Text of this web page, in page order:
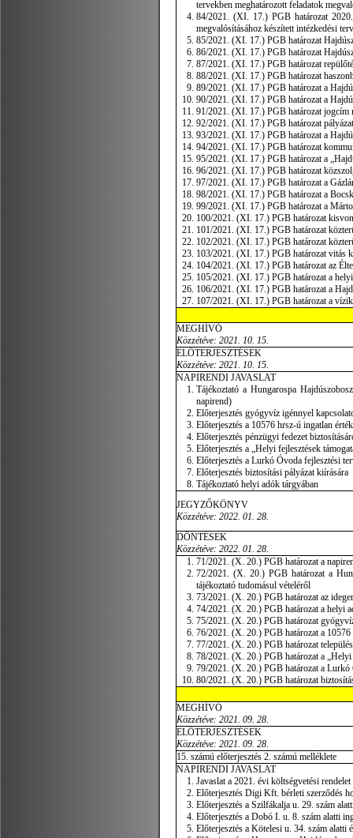
tervekben meghatározott feladatok
84/2021. (XI. 17.) PGB határozat
megvalósításához készített intézkedési
85/2021. (XI. 17.) PGB határozat
86/2021. (XI. 17.) PGB határozat
87/2021. (XI. 17.) PGB határozat
88/2021. (XI. 17.) PGB határozat
89/2021. (XI. 17.) PGB határozat a
90/2021. (XI. 17.) PGB határozat a
91/2021. (XI. 17.) PGB határozat jogcím
92/2021. (XI. 17.) PGB határozat
93/2021. (XI. 17.) PGB határozat a
94/2021. (XI. 17.) PGB határozat
95/2021. (XI. 17.) PGB határozat a
96/2021. (XI. 17.) PGB határozat
97/2021. (XI. 17.) PGB határozat a
98/2021. (XI. 17.) PGB határozat a
99/2021. (XI. 17.) PGB határozat a
100/2021. (XI. 17.) PGB határozat
101/2021. (XI. 17.) PGB határozat
102/2021. (XI. 17.) PGB határozat
103/2021. (XI. 17.) PGB határozat vitás
104/2021. (XI. 17.) PGB határozat az
105/2021. (XI. 17.) PGB határozat a
106/2021. (XI. 17.) PGB határozat a
107/2021. (XI. 17.) PGB határozat a
MEGHÍVÓ
Közzétéve: 2021. 10. 15.
ELŐTERJESZTÉSEK
Közzétéve: 2021. 10. 15.
NAPIRENDI JAVASLAT
Tájékoztató a Hungarospa
napirend)
Előterjesztés gyógyvíz igénnyel
Előterjesztés a 10576 hrsz-ú ingatlan
Előterjesztés pénzügyi fedezet
Előterjesztés a „Helyi fejlesztések
Előterjesztés a Lurkó Óvoda fejlesztési
Előterjesztés biztosítási pályázat kiírására
Tájékoztató helyi adók tárgyában
JEGYZŐKÖNYV
Közzétéve: 2022. 01. 28.
DÖNTÉSEK
Közzétéve: 2022. 01. 28.
71/2021. (X. 20.) PGB határozat a
72/2021. (X. 20.) PGB határozat a
tájékoztató tudomásul vételéről
73/2021. (X. 20.) PGB határozat az
74/2021. (X. 20.) PGB határozat a helyi
75/2021. (X. 20.) PGB határozat
76/2021. (X. 20.) PGB határozat a
77/2021. (X. 20.) PGB határozat
78/2021. (X. 20.) PGB határozat a „Helyi
79/2021. (X. 20.) PGB határozat a Lurkó
80/2021. (X. 20.) PGB határozat
MEGHÍVÓ
Közzétéve: 2021. 09. 28.
ELŐTERJESZTÉSEK
Közzétéve: 2021. 09. 28.
15. számú előterjesztés 2. számú melléklete
NAPIRENDI JAVASLAT
Javaslat a 2021. évi költségvetési
Előterjesztés Digi Kft. bérleti szerződés
Előterjesztés a Szilfákalja u. 29. szám
Előterjesztés a Dobó I. u. 8. szám alatti
Előterjesztés a Kötelesi u. 34. szám